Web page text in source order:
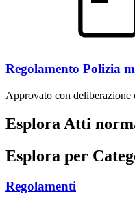
Regolamento Polizia
Approvato con
Esplora Atti
Esplora per
Regolamenti